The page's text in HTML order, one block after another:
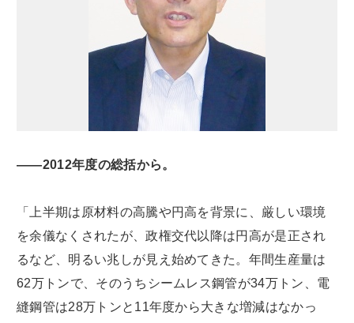
――2012年度の総括から。
「上半期は原材料の高騰や円高を背景に、厳しい環境
を余儀なくされたが、政権交代以降は円高が是正され
るなど、明るい兆しが見え始めてきた。年間生産量は
62万トンで、そのうちシームレス鋼管が34万トン、電
縫鋼管は28万トンと11年度から大きな増減はなかっ